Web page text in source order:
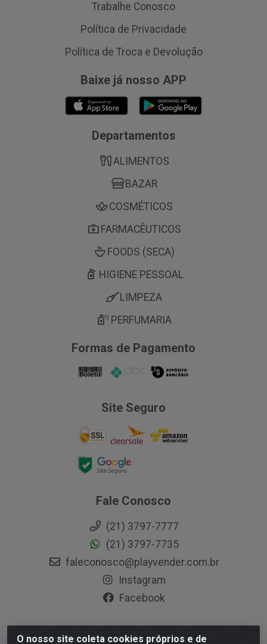
O nosso site coleta cookies próprios e de
Trabalhe Conosco
Política de Privacidade
Política de Troca e Devolução
Baixe já nosso APP
Departamentos
ALIMENTOS
BAZAR
COSMÉTICOS
FARMACÊUTICOS
FOODS (SECA)
HIGIENE PESSOAL
LIMPEZA
PERFUMARIA
Formas de Pagamento
Site Seguro
Fale Conosco
(21) 3797-7777
(21) 3797-7735
faleconosco@playvender.com.br
Instagram
Facebook